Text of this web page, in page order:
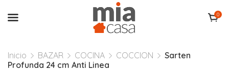
0
Inicio BAZAR COCINA COCCION
Sarten
Profunda 24 cm Anti Linea